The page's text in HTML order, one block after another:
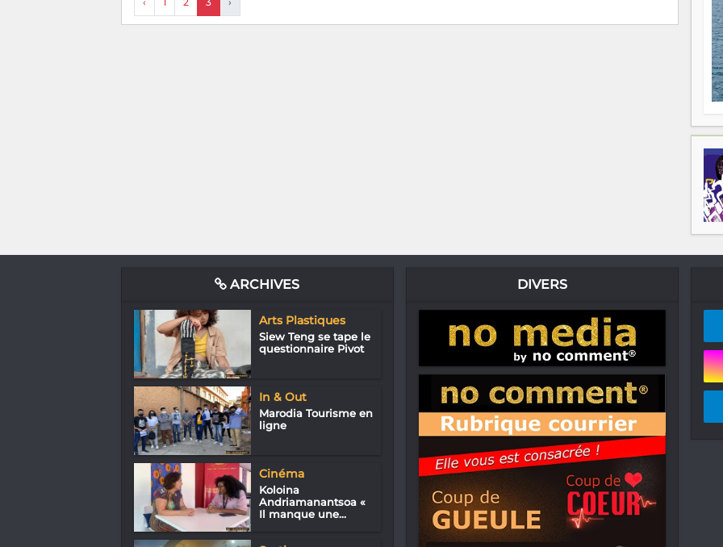
ARCHIVES
Arts Plastiques
Siew Teng se tape le
questionnaire Pivot
In & Out
Marodia Tourisme en
ligne
Cinéma
Koloina
Andriamanantsoa «
Il manque une...
DIVERS